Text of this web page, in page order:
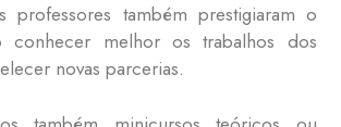
professores também prestigiaram o
conhecer melhor os trabalhos dos
novas parcerias.